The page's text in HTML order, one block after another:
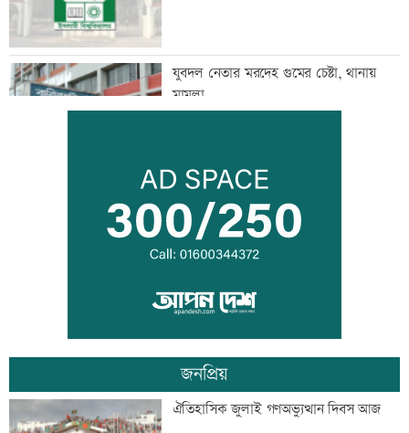
যুবদল নেতার মরদেহ গুমের চেষ্টা, থানায়
মামলা
দেশকে কী দিতে পারলাম, সেটিই গুরুত্বপূর্ণ:
প্রধানমন্ত্রী
ভেজা চুলে ঘুমাচ্ছেন? জানুন এর প্রভাব
যুক্তরাষ্ট্রে এক মাসে ৫১ হাজার অভিবাসী
গ্রেফতার
জনপ্রিয়
ঐতিহাসিক জুলাই গণঅভ্যুত্থান দিবস আজ